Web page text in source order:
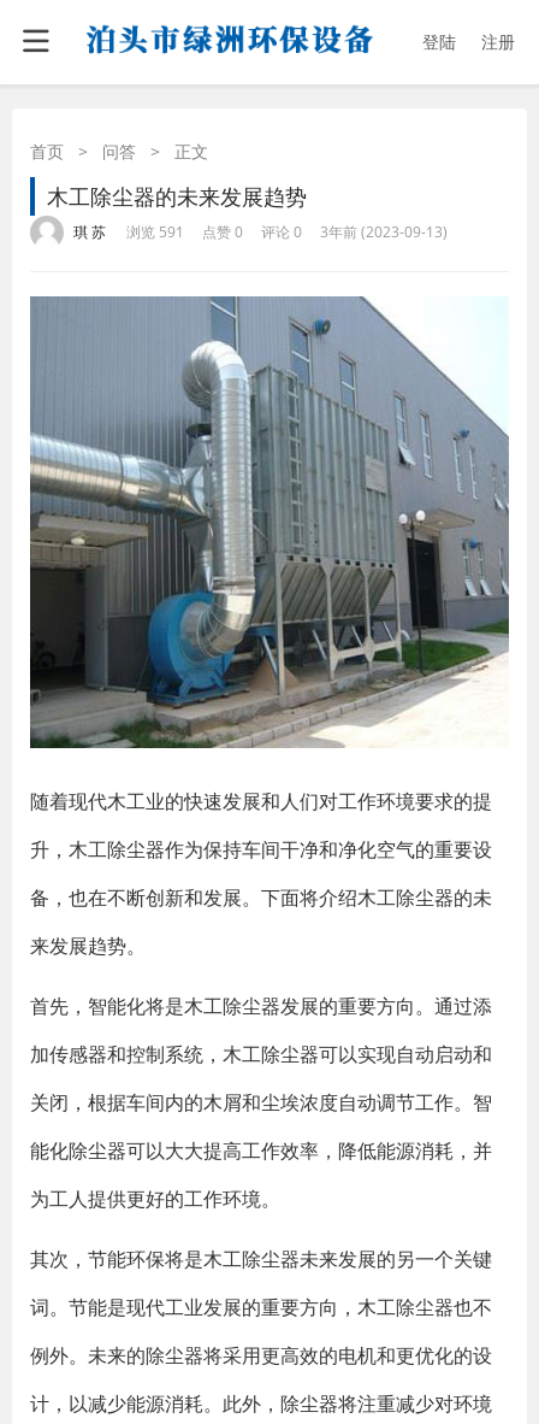
登陆 注册
首页 > 问答 > 正文
木工除尘器的未来发展趋势
琪 苏 浏览 591 点赞 0 评论 0 3年前 (2023-09-13)
随着现代木工业的快速发展和人们对工作环境要求的提
升，木工除尘器作为保持车间干净和净化空气的重要设
备，也在不断创新和发展。下面将介绍木工除尘器的未
来发展趋势。
首先，智能化将是木工除尘器发展的重要方向。通过添
加传感器和控制系统，木工除尘器可以实现自动启动和
关闭，根据车间内的木屑和尘埃浓度自动调节工作。智
能化除尘器可以大大提高工作效率，降低能源消耗，并
为工人提供更好的工作环境。
其次，节能环保将是木工除尘器未来发展的另一个关键
词。节能是现代工业发展的重要方向，木工除尘器也不
例外。未来的除尘器将采用更高效的电机和更优化的设
计，以减少能源消耗。此外，除尘器将注重减少对环境